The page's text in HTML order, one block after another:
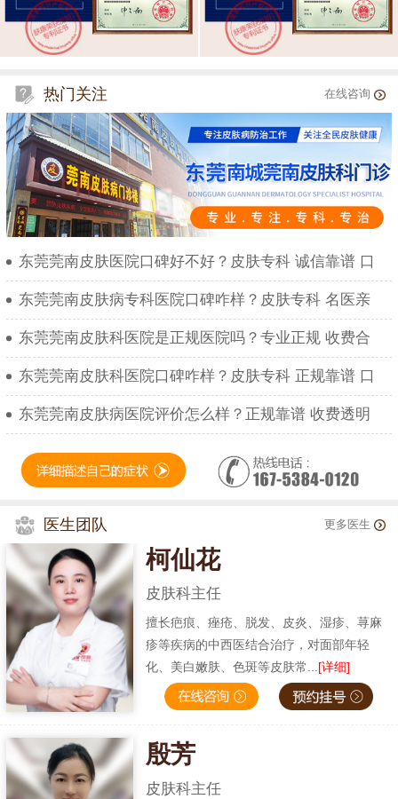
热门关注 在线咨询
东莞莞南皮肤医院口碑好不好？皮肤专科 诚信靠谱 口
东莞莞南皮肤病专科医院口碑咋样？皮肤专科 名医亲
东莞莞南皮肤科医院是正规医院吗？专业正规 收费合
东莞莞南皮肤科医院口碑咋样？皮肤专科 正规靠谱 口
东莞莞南皮肤病医院评价怎么样？正规靠谱 收费透明
医生团队 更多医生
柯仙花
皮肤科主任
擅长疤痕、痤疮、脱发、皮炎、湿疹、荨麻
疹等疾病的中西医结合治疗，对面部年轻
化、美白嫩肤、色斑等皮肤常... [详细]
殷芳
皮肤科主任